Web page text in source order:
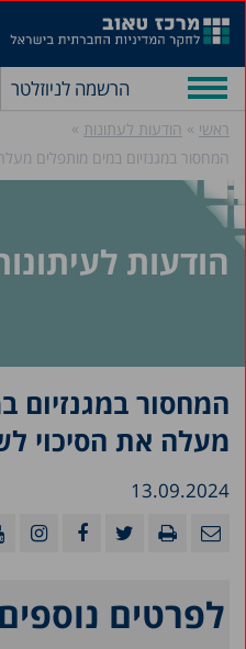
הרשמה לניוזלטר
ראשי » הודעות לעתונות »
המחסור במגנזיום במים מותפלים
הודעות
המחסור במגנזיום
מעלה את הסיכוי
13.09.2024
לפרטים